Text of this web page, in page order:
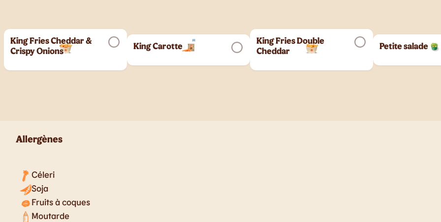
King Fries Cheddar &
Crispy Onions
King Carotte
King Fries Double
Cheddar
Petite salade
Allergènes
Céleri
Soja
Fruits à coques
Moutarde